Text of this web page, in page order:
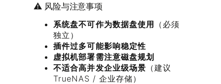
⚠️ 风险与注意事项
系统盘不可作为数据盘使用 （必须
独立）
插件过多可能影响稳定性
虚拟机部署需注意磁盘规划
不适合高并发企业级场景 （建议
TrueNAS / 企业存储）